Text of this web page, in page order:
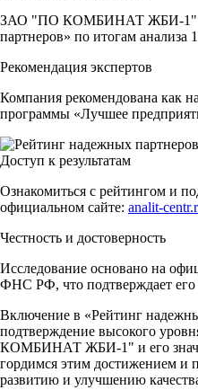
ЗАО "ПО КОМБИНАТ ЖБИ-1"
партнеров» по итогам анализа
Рекомендация экспертов
Компания рекомендована как
программы «Лучшее
Доступ к результатам
Ознакомиться с рейтингом и
официальном сайте: analit-
Честность и достоверность
Исследование основано на
ФНС РФ, что подтверждает его
Включение в «Рейтинг
подтверждение высокого
КОМБИНАТ ЖБИ-1" и его
гордимся этим достижением и
развитию и улучшению